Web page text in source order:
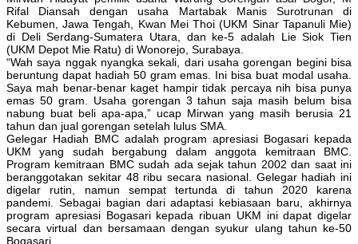
Rifal Diansah dengan usaha Martabak Manis Surotrunan di
Kebumen, Jawa Tengah, Kwan Mei Thoi (UKM Sinar Tapanuli Mie)
di Deli Serdang-Sumatera Utara, dan ke-5 adalah Lie Siok Tien
(UKM Depot Mie Ratu) di Wonorejo, Surabaya.
“Wah saya nggak nyangka sekali, dari usaha gorengan begini bisa
beruntung dapat hadiah 50 gram emas. Ini bisa buat modal usaha.
Saya mah benar-benar kaget hampir tidak percaya nih bisa punya
emas 50 gram. Usaha gorengan 3 tahun saja masih belum bisa
nabung buat beli apa-apa,” ucap Mirwan yang masih berusia 21
tahun dan jual gorengan setelah lulus SMA.
Gelegar Hadiah BMC adalah program apresiasi Bogasari kepada
UKM yang sudah bergabung dalam anggota kemitraan BMC.
Program kemitraan BMC sudah ada sejak tahun 2002 dan saat ini
beranggotakan sekitar 48 ribu secara nasional. Gelegar hadiah ini
digelar rutin, namun sempat tertunda di tahun 2020 karena
pandemi. Sebagai bagian dari adaptasi kebiasaan baru, akhirnya
program apresiasi Bogasari kepada ribuan UKM ini dapat digelar
secara virtual dan bersamaan dengan syukur ulang tahun ke-50
Bogasari.